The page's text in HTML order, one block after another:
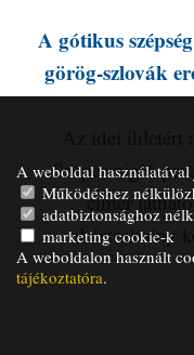
A gótikus
görög-szlovák
Az idei ihletért
Szepes régió
címer
oltárszekrény
A weboldal
Működéshez
adatbiztonsághoz
marketing cookie-k
A weboldalon használt
tájékoztatóra.